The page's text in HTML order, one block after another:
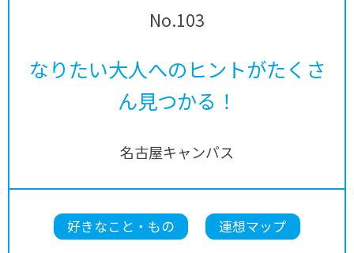
No.103
なりたい大人へのヒントがたくさ
ん見つかる！
名古屋キャンパス
好きなこと・もの 連想マップ